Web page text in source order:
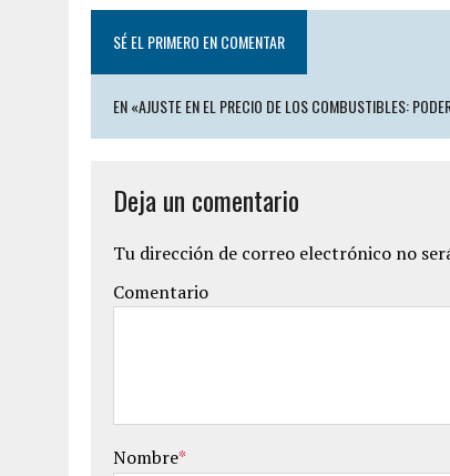
SÉ EL PRIMERO EN COMENTAR
EN «AJUSTE EN EL PRECIO DE LOS COMBUSTIBLES:
Deja un comentario
Tu dirección de correo electrónico no
Comentario
Nombre*